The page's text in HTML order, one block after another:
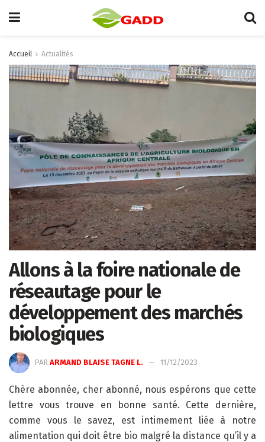
Accueil Actualités
Allons à la foire nationale de
réseautage pour le
développement des marchés
biologiques
PAR ARMAND BLAISE TAGNE L. 11/12/2023
Chère abonnée, cher abonné, nous espérons que cette
lettre vous trouve en bonne santé. Cette dernière,
comme vous le savez, est intimement liée à notre
alimentation qui doit être bio malgré la distance qu’il y a